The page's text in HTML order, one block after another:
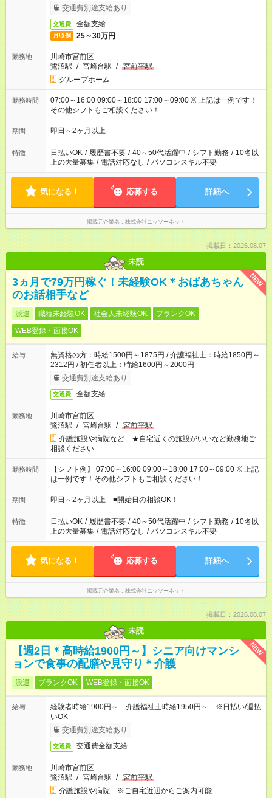
交通費別途支給あり
交通費 全額支給
月収例 25～30万円
勤務地
川崎市宮前区
鷺沼駅 / 宮崎台駅 / 宮前平駅
グループホーム
勤務時間
07:00～16:00 09:00～18:00 17:00～09:00 ※ 上記は一例です！
その他シフトもご相談ください！
期間 即日～2ヶ月以上
特徴 日払いOK / 履歴書不要 / 40～50代活躍中 / シフト勤務 / 10名以
上の大量募集 / 電話対応なし / パソコンスキル不要
気になる！ 応募する 詳細へ
掲載元企業名 株式会社ニッソーネット
掲載日：2026.08.07
未読
NEW
3ヵ月で79万円稼ぐ！未経験OK＊おばあちゃん
のお話相手など
派遣 職種未経験OK 社会人未経験OK
ブランクOK
WEB登録・面接OK
給与
無資格の方：時給1500円～1875円 / 介護福祉士：時給1850円～
2312円 / 初任者以上：時給1600円～2000円
交通費別途支給あり
交通費 全額支給
勤務地
川崎市宮前区
鷺沼駅 / 宮崎台駅 / 宮前平駅
介護施設や病院など ★自宅近くの施設がいいなど勤務地ご
相談ください
勤務時間
【シフト例】 07:00～16:00 09:00～18:00 17:00～09:00 ※ 上記
は一例です！その他シフトもご相談ください！
期間 即日～2ヶ月以上 ■開始日の相談OK！
特徴 日払いOK / 履歴書不要 / 40～50代活躍中 / シフト勤務 / 10名以
上の大量募集 / 電話対応なし / パソコンスキル不要
気になる！ 応募する 詳細へ
掲載元企業名 株式会社ニッソーネット
掲載日：2026.08.07
未読
NEW
【週2日＊高時給1900円～】シニア向けマンシ
ョンで食事の配膳や見守り＊介護
派遣 ブランクOK WEB登録・面接OK
給与
経験者時給1900円～ 介護福祉士時給1950円～ ※日払い/週払
いOK
交通費別途支給あり
交通費 交通費全額支給
勤務地
川崎市宮前区
鷺沼駅 / 宮崎台駅 / 宮前平駅
介護施設や病院 ※ご自宅近辺からご案内可能